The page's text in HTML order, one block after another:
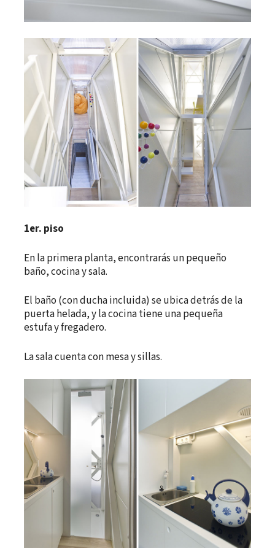
1er. piso
En la primera planta, encontrarás un pequeño
baño, cocina y sala.
El baño (con ducha incluida) se ubica detrás de la
puerta helada, y la cocina tiene una pequeña
estufa y fregadero.
La sala cuenta con mesa y sillas.